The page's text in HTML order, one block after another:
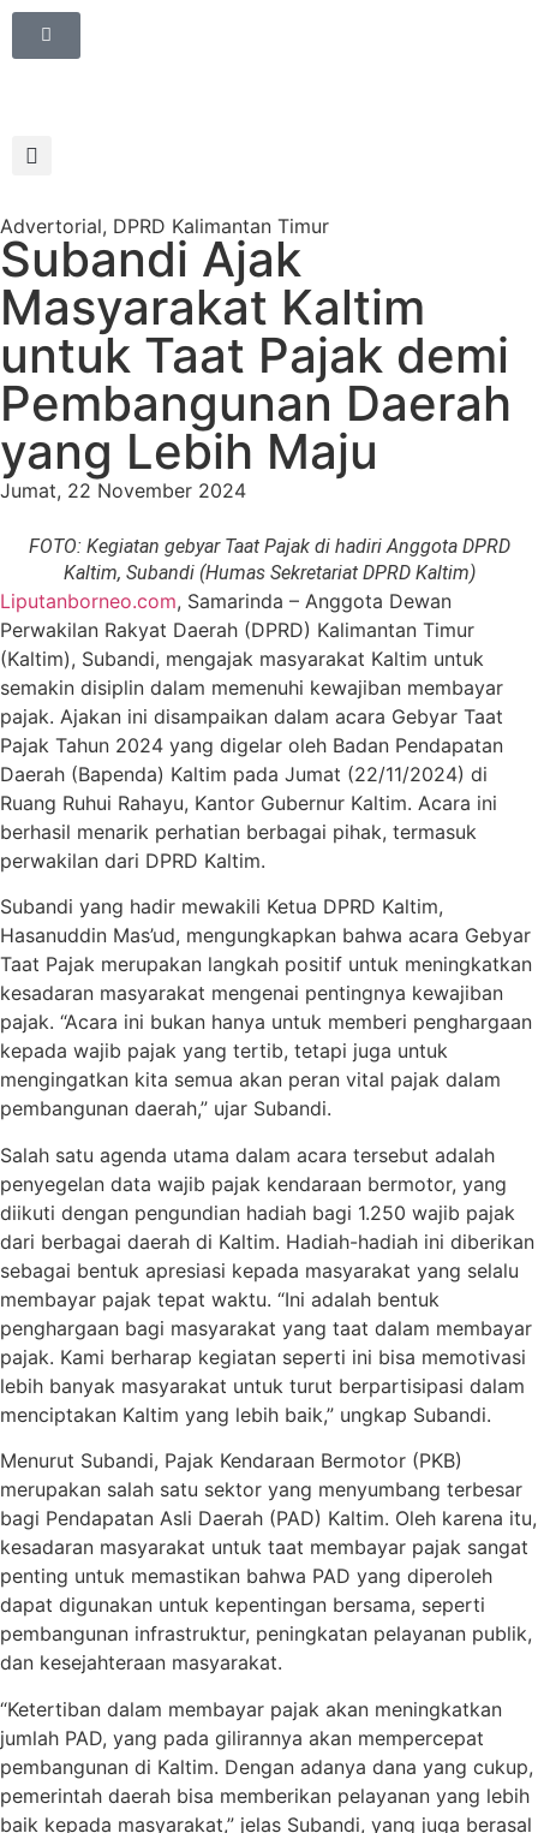
Advertorial, DPRD Kalimantan Timur
Subandi Ajak
Masyarakat Kaltim
untuk Taat Pajak demi
Pembangunan Daerah
yang Lebih Maju
Jumat, 22 November 2024
FOTO: Kegiatan gebyar Taat Pajak di hadiri Anggota DPRD
Kaltim, Subandi (Humas Sekretariat DPRD Kaltim)
Liputanborneo.com, Samarinda – Anggota Dewan
Perwakilan Rakyat Daerah (DPRD) Kalimantan Timur
(Kaltim), Subandi, mengajak masyarakat Kaltim untuk
semakin disiplin dalam memenuhi kewajiban membayar
pajak. Ajakan ini disampaikan dalam acara Gebyar Taat
Pajak Tahun 2024 yang digelar oleh Badan Pendapatan
Daerah (Bapenda) Kaltim pada Jumat (22/11/2024) di
Ruang Ruhui Rahayu, Kantor Gubernur Kaltim. Acara ini
berhasil menarik perhatian berbagai pihak, termasuk
perwakilan dari DPRD Kaltim.
Subandi yang hadir mewakili Ketua DPRD Kaltim,
Hasanuddin Mas’ud, mengungkapkan bahwa acara Gebyar
Taat Pajak merupakan langkah positif untuk meningkatkan
kesadaran masyarakat mengenai pentingnya kewajiban
pajak. “Acara ini bukan hanya untuk memberi penghargaan
kepada wajib pajak yang tertib, tetapi juga untuk
mengingatkan kita semua akan peran vital pajak dalam
pembangunan daerah,” ujar Subandi.
Salah satu agenda utama dalam acara tersebut adalah
penyegelan data wajib pajak kendaraan bermotor, yang
diikuti dengan pengundian hadiah bagi 1.250 wajib pajak
dari berbagai daerah di Kaltim. Hadiah-hadiah ini diberikan
sebagai bentuk apresiasi kepada masyarakat yang selalu
membayar pajak tepat waktu. “Ini adalah bentuk
penghargaan bagi masyarakat yang taat dalam membayar
pajak. Kami berharap kegiatan seperti ini bisa memotivasi
lebih banyak masyarakat untuk turut berpartisipasi dalam
menciptakan Kaltim yang lebih baik,” ungkap Subandi.
Menurut Subandi, Pajak Kendaraan Bermotor (PKB)
merupakan salah satu sektor yang menyumbang terbesar
bagi Pendapatan Asli Daerah (PAD) Kaltim. Oleh karena itu,
kesadaran masyarakat untuk taat membayar pajak sangat
penting untuk memastikan bahwa PAD yang diperoleh
dapat digunakan untuk kepentingan bersama, seperti
pembangunan infrastruktur, peningkatan pelayanan publik,
dan kesejahteraan masyarakat.
“Ketertiban dalam membayar pajak akan meningkatkan
jumlah PAD, yang pada gilirannya akan mempercepat
pembangunan di Kaltim. Dengan adanya dana yang cukup,
pemerintah daerah bisa memberikan pelayanan yang lebih
baik kepada masyarakat,” jelas Subandi, yang juga berasal